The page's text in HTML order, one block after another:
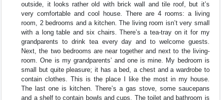
outside, it looks rather old with brick wall and tile roof, but it’s
very comfortable and cool house. There are 4 rooms: a living
room, 2 bedrooms and a kitchen. The living room isn’t very small
with a long table and six chairs. There’s a tea-tray on it for my
grandparents to drink tea every day and to welcome guests.
Next, the two bedrooms are near together and next to the living-
room. One is my grandparents’ and one is mine. My bedroom is
small but quite pleasure; it has a bed, a chest and a wardrobe to
contain clothes. This is the place I like the most in my house.
The last one is kitchen. There’s a gas stove, some saucepans
and a shelf to contain bowls and cups. The toilet and bathroom is